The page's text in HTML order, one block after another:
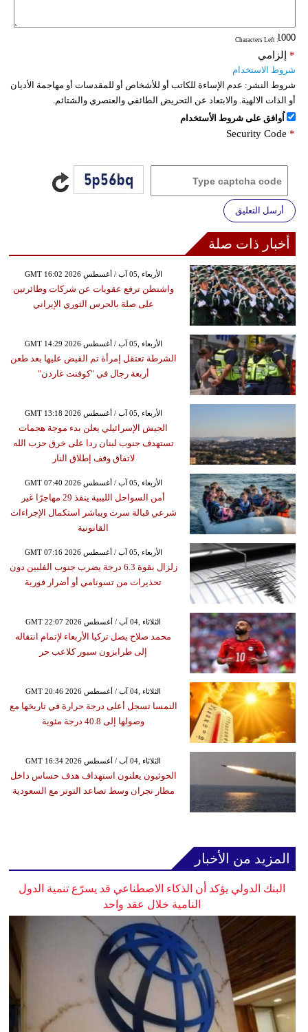
: Characters Left
إلزامي *
شروط الاستخدام
شروط النشر: عدم الإساءة للكاتب أو للأشخاص أو للمقدسات أو مهاجمة الأديان
أو الذات الالهية. والابتعاد عن التحريض الطائفي والعنصري والشتائم.
اُوافق على شروط الأستخدام
Security Code *
أرسل التعليق
أخبار ذات صلة
GMT 16:02 2026 الأربعاء ,05 آب / أغسطس
واشنطن ترفع عقوبات عن شركات وطائرتين
على صلة بالحرس الثوري الإيراني
GMT 14:29 2026 الأربعاء ,05 آب / أغسطس
الشرطة تعتقل إمرأة تم القبض عليها بعد طعن
أربعة رجال في "كوفنت غاردن"
GMT 13:18 2026 الأربعاء ,05 آب / أغسطس
الجيش الإسرائيلي يعلن بدء موجة هجمات
تستهدف جنوب لبنان ردا على خرق حزب الله
لاتفاق وقف إطلاق النار
GMT 07:40 2026 الأربعاء ,05 آب / أغسطس
أمن السواحل الليبية ينقذ 29 مهاجرًا غير
شرعي قبالة سرت ويباشر استكمال الإجراءات
القانونية
GMT 07:16 2026 الأربعاء ,05 آب / أغسطس
زلزال بقوة 6.3 درجة يضرب جنوب الفلبين دون
تحذيرات من تسونامي أو أضرار فورية
GMT 22:07 2026 الثلاثاء ,04 آب / أغسطس
محمد صلاح يصل تركيا الأربعاء لإتمام انتقاله
إلى طرابزون سبور كلاعب حر
GMT 20:46 2026 الثلاثاء ,04 آب / أغسطس
النمسا تسجل أعلى درجة حرارة في تاريخها مع
وصولها إلى 40.8 درجة مئوية
GMT 16:34 2026 الثلاثاء ,04 آب / أغسطس
الحوثيون يعلنون استهداف هدف حساس داخل
مطار نجران وسط تصاعد التوتر مع السعودية
المزيد من الأخبار
البنك الدولي يؤكد أن الذكاء الاصطناعي قد يسرّع تنمية الدول
النامية خلال عقد واحد